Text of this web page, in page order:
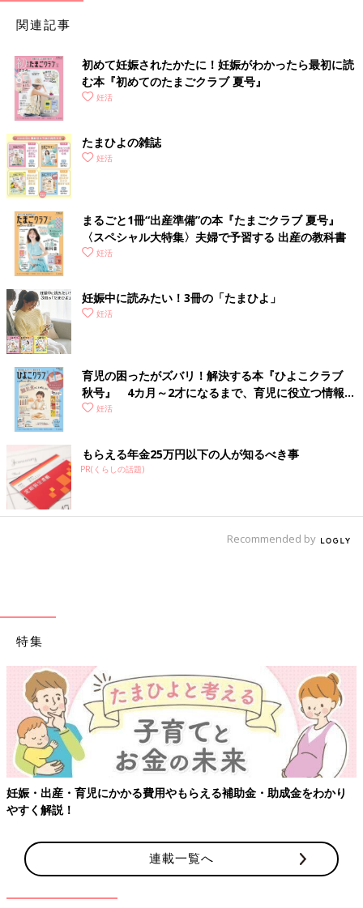
関連記事
初めて妊娠されたかたに！妊娠がわかったら最初に読
む本『初めてのたまごクラブ 夏号』
妊活
たまひよの雑誌
妊活
まるごと1冊“出産準備”の本『たまごクラブ 夏号』
〈スペシャル大特集〉夫婦で予習する 出産の教科書
妊活
妊娠中に読みたい！3冊の「たまひよ」
妊活
育児の困ったがズバリ！解決する本『ひよこクラブ
秋号』 4カ月～2才になるまで、育児に役立つ情報が
いっぱい！
妊活
もらえる年金25万円以下の人が知るべき事
PR(くらしの話題)
Recommended by
特集
【ワクチン接種できるものも】妊婦の感染症対策、知っておいて！
連載一覧へ